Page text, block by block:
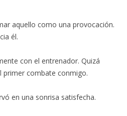
aquello como una provocación.
él.
con el entrenador. Quizá
primer combate conmigo.
en una sonrisa satisfecha.